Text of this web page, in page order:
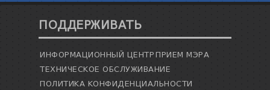
ПОДДЕРЖИВАТЬ
ИНФОРМАЦИОННЫЙ ЦЕНТРПРИЕМ МЭРА
ТЕХНИЧЕСКОЕ ОБСЛУЖИВАНИЕ
ПОЛИТИКА КОНФИДЕНЦИАЛЬНОСТИ